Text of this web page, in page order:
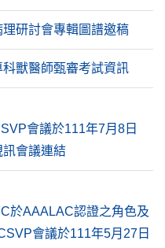
研討會專輯圖譜邀稿
獸醫師甄審考試資訊
會議於111年7月8日
訊會議連結
於AAALAC認證之角色及
會議於111年5月27日